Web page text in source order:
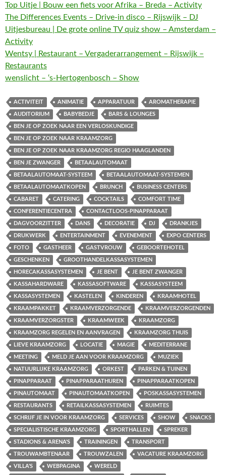
Top Uitje | Bouw een fiets voor Afrika – Breda – Activity
The Differences Events – Drive-in disco – Rijswijk – DJ
Uitjesbureau | De grote online TV quiz show – Amsterdam –
Activity
Wentsy | Restaurant – Vergaderarrangement – Rijswijk –
Restaurants
wenslicht – ‘s-Hertogenbosch – Show
ACTIVITEIT ANIMATIE APPARATUUR AROMATHERAPIE
AUDITORIUM BABYBEDJE BARS & LOUNGES
BEN JE OP ZOEK NAAR EEN VERLOSKUNDIGE
BEN JE OP ZOEK NAAR KRAAMZORG
BEN JE OP ZOEK NAAR KRAAMZORG REGIO HAAGLANDEN
BEN JE ZWANGER BETAALAUTOMAAT
BETAALAUTOMAAT-SYSTEEM BETAALAUTOMAAT-SYSTEMEN
BETAALAUTOMAATKOPEN BRUNCH BUSINESS CENTERS
CABARET CATERING COCKTAILS COMFORT TIME
CONFERENTIECENTRA CONTACTLOOS-PINAPPARAAT
DAGVOORZITTER DANS DECORATIE DJ DRANKJES
DRUKWERK ENTERTAINMENT EVENEMENT EXPO CENTERS
FOTO GASTHEER GASTVROUW GEBOORTEHOTEL
GESCHENKEN GROOTHANDELKASSASYSTEMEN
HORECAKASSASYSTEMEN JE BENT JE BENT ZWANGER
KASSAHARDWARE KASSASOFTWARE KASSASYSTEEM
KASSASYSTEMEN KASTELEN KINDEREN KRAAMHOTEL
KRAAMPAKKET KRAAMVERZORGENDE KRAAMVERZORGENDEN
KRAAMVERZORGSTER KRAAMWEEK KRAAMZORG
KRAAMZORG REGELEN EN AANVRAGEN KRAAMZORG THUIS
LIEVE KRAAMZORG LOCATIE MAGIE MEDITERRANE
MEETING MELD JE AAN VOOR KRAAMZORG MUZIEK
NATUURLIJKE KRAAMZORG ORKEST PARKEN & TUINEN
PINAPPARAAT PINAPPARAATHUREN PINAPPARAATKOPEN
PINAUTOMAAT PINAUTOMAATKOPEN POSKASSASYSTEMEN
RESTAURANTS RETAILKASSASYSTEMEN RUIMTES
SCHRIJF JE IN VOOR KRAAMZORG SERVICES SHOW SNACKS
SPECIALISTISCHE KRAAMZORG SPORTHALLEN SPREKER
STADIONS & ARENA'S TRAININGEN TRANSPORT
TROUWAMBTENAAR TROUWZALEN VACATURE KRAAMZORG
VILLA'S WEBPAGINA WERELD